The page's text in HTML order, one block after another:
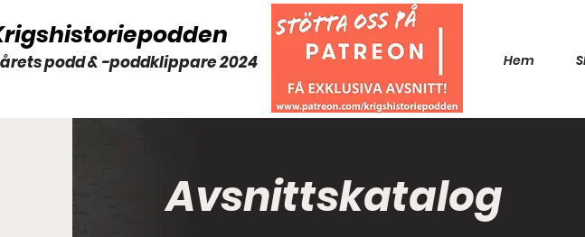
podd & -poddklippare 2024 Hem
Avsnittskatalog